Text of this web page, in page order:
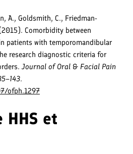
A., Goldsmith, C., Friedman-
Comorbidity between
patients with temporomandibular
research diagnostic criteria for
Journal of Oral & Facial Pain
.
ofph.1297
HHS et